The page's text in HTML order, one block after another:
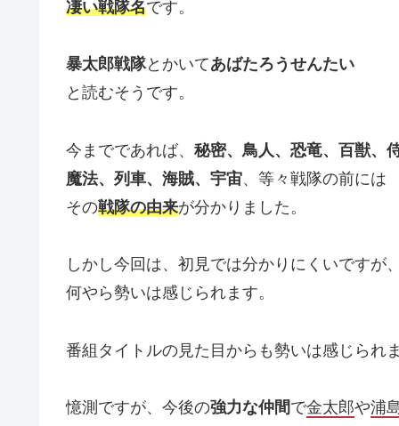
凄い戦隊名です。
暴太郎戦隊とかいてあばたろうせんたい
と読むそうです。
今までであれば、 秘密、鳥人、恐竜、百獣、侍
魔法、列車、海賊、宇宙、等々戦隊の前には
その戦隊の由来が分かりました。
しかし今回は、初見では分かりにくいですが、
何やら勢いは感じられます。
番組タイトルの見た目からも勢いは感じられま
憶測ですが、今後の強力な仲間で金太郎や浦